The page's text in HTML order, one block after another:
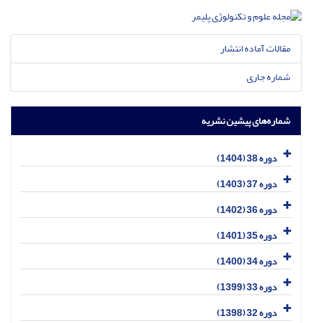
مقالات آماده انتشار
شماره جاری
شماره‌های پیشین نشریه
دوره 38 (1404)
دوره 37 (1403)
دوره 36 (1402)
دوره 35 (1401)
دوره 34 (1400)
دوره 33 (1399)
دوره 32 (1398)